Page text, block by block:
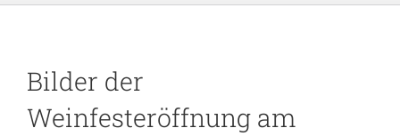
Bilder der
Weinfesteröffnung am